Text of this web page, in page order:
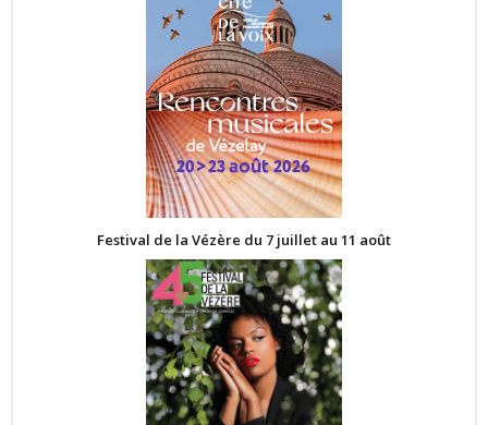
Festival de la Vézère du 7 juillet au 11 août